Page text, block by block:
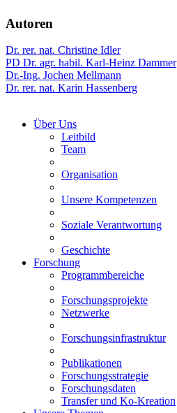
Autoren
Dr. rer. nat. Christine Idler
PD Dr. agr. habil. Karl-Heinz Dammer
Dr.-Ing. Jochen Mellmann
Dr. rer. nat. Karin Hassenberg
Über Uns
Leitbild
Team
Organisation
Unsere Kompetenzen
Soziale Verantwortung
Geschichte
Forschung
Programmbereiche
Forschungsprojekte
Netzwerke
Forschungsinfrastruktur
Publikationen
Forschungsstrategie
Forschungsdaten
Transfer und Ko-Kreation